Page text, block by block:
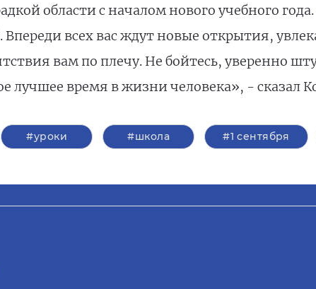
области с началом нового учебного
всех вас ждут новые открытия,
вам по плечу. Не бойтесь, уверенно
лучшее время в жизни человека», - сказал
#уроки #школа #1 сентября